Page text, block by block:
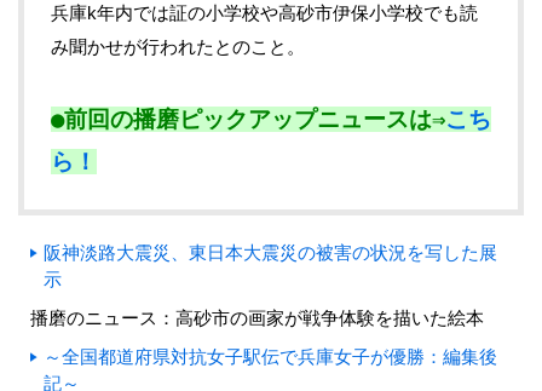
兵庫k年内では証の小学校や高砂市伊保小学校でも読
み聞かせが行われたとのこと。
●前回の播磨ピックアップニュースは⇒こち
ら！
阪神淡路大震災、東日本大震災の被害の状況を写した展
示
播磨のニュース：高砂市の画家が戦争体験を描いた絵本
～全国都道府県対抗女子駅伝で兵庫女子が優勝：編集後
記～